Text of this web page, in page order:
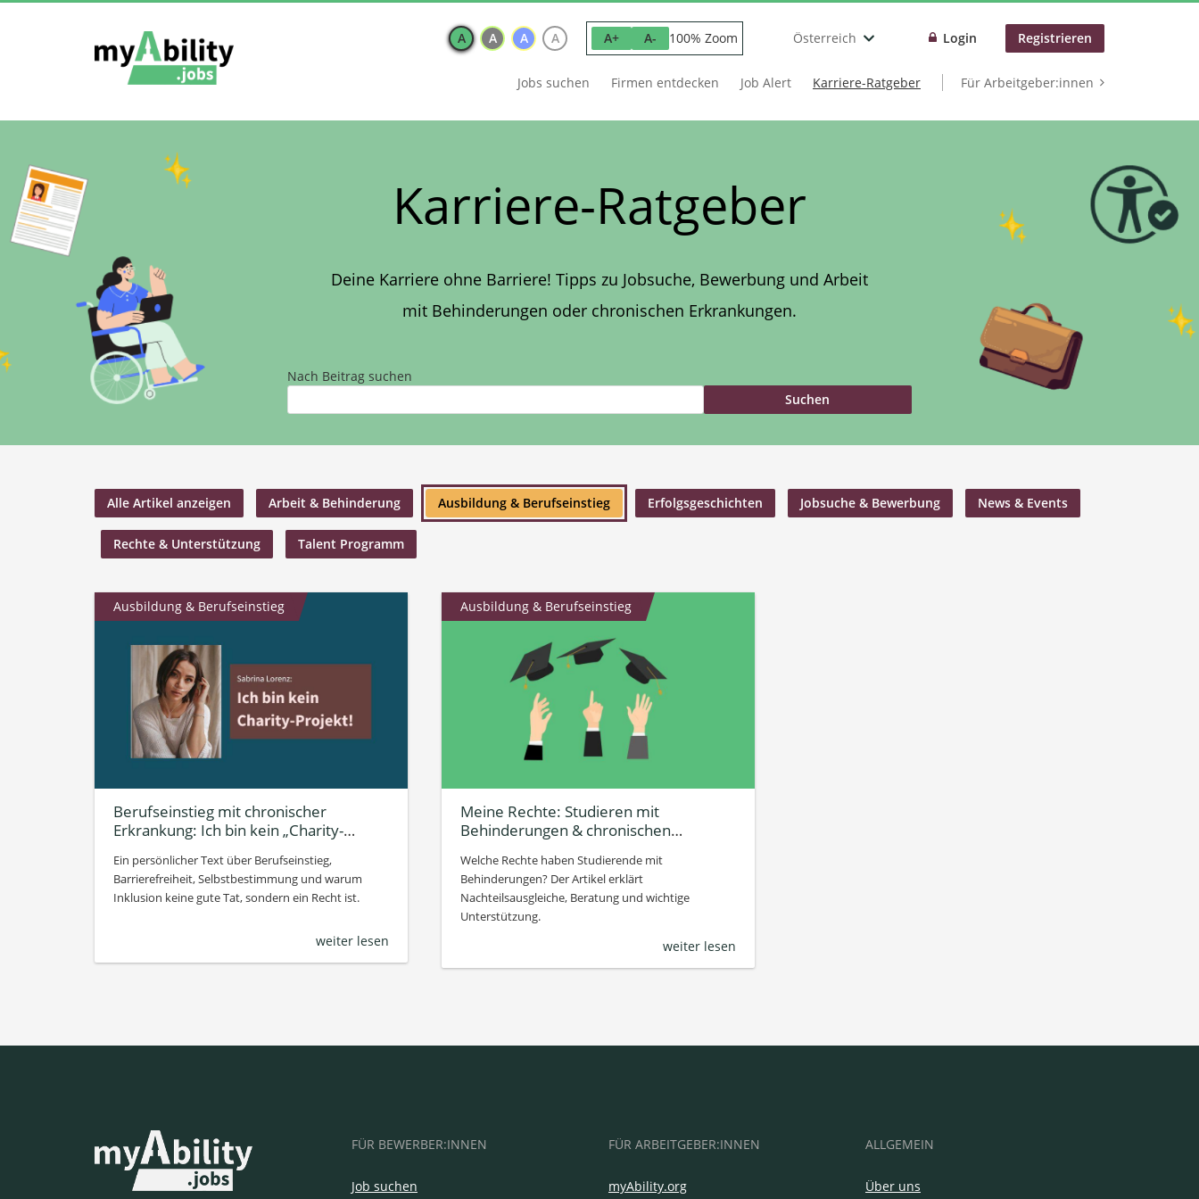
A A A A A+ A- 100% Zoom Österreich Login Registrieren
Jobs suchen Firmen entdecken Job Alert Karriere-Ratgeber Für Arbeitgeber:innen
Karriere-Ratgeber
Deine Karriere ohne Barriere! Tipps zu Jobsuche, Bewerbung und Arbeit
mit Behinderungen oder chronischen Erkrankungen.
Nach Beitrag suchen
Alle Artikel anzeigen Arbeit & Behinderung Ausbildung & Berufseinstieg Erfolgsgeschichten Jobsuche & Bewerbung News & Events
Rechte & Unterstützung Talent Programm
Ausbildung & Berufseinstieg
Berufseinstieg mit chronischer
Erkrankung: Ich bin kein „Charity-
Ein persönlicher Text über Berufseinstieg,
Barrierefreiheit, Selbstbestimmung und warum
Inklusion keine gute Tat, sondern ein Recht ist.
weiter lesen
Ausbildung & Berufseinstieg
Meine Rechte: Studieren mit
Behinderungen & chronischen
Welche Rechte haben Studierende mit
Behinderungen? Der Artikel erklärt
Nachteilsausgleiche, Beratung und wichtige
Unterstützung.
weiter lesen
FÜR BEWERBER:INNEN
Job suchen
FÜR ARBEITGEBER:INNEN
myAbility.org
ALLGEMEIN
Über uns